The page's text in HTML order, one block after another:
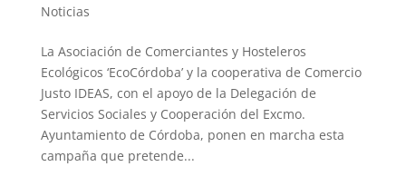
Noticias
La Asociación de Comerciantes y Hosteleros
Ecológicos ‘EcoCórdoba’ y la cooperativa de Comercio
Justo IDEAS, con el apoyo de la Delegación de
Servicios Sociales y Cooperación del Excmo.
Ayuntamiento de Córdoba, ponen en marcha esta
campaña que pretende...